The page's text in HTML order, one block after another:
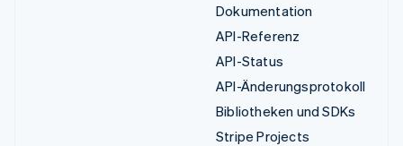
Dokumentation
API-Referenz
API-Status
API-Änderungsprotokoll
Bibliotheken und SDKs
Stripe Projects